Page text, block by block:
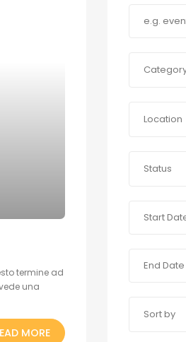
termine ad
una
MORE
Location
Status
Sort by